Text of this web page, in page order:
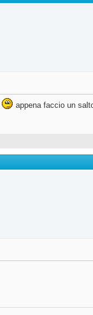
appena faccio un